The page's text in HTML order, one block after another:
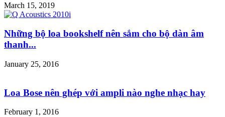
March 15, 2019
Những bộ loa bookshelf nên sắm cho bộ dàn âm
thanh...
January 25, 2016
Loa Bose nên ghép với ampli nào nghe nhạc hay
February 1, 2016